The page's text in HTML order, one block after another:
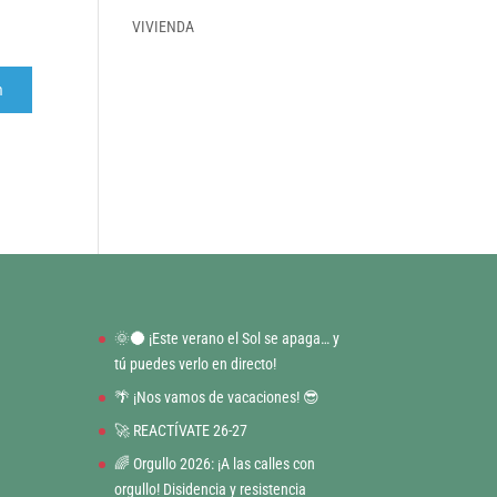
VIVIENDA
🌞🌑 ¡Este verano el Sol se apaga… y
tú puedes verlo en directo!
🌴 ¡Nos vamos de vacaciones! 😎
🚀 REACTÍVATE 26-27
🌈 Orgullo 2026: ¡A las calles con
orgullo! Disidencia y resistencia